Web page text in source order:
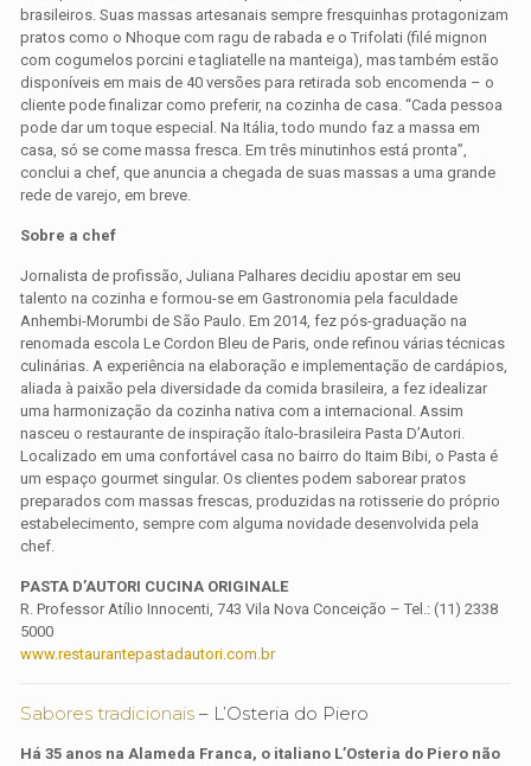
brasileiros. Suas massas artesanais sempre fresquinhas protagonizam
pratos como o Nhoque com ragu de rabada e o Trifolati (filé mignon
com cogumelos porcini e tagliatelle na manteiga), mas também estão
disponíveis em mais de 40 versões para retirada sob encomenda – o
cliente pode finalizar como preferir, na cozinha de casa. “Cada pessoa
pode dar um toque especial. Na Itália, todo mundo faz a massa em
casa, só se come massa fresca. Em três minutinhos está pronta”,
conclui a chef, que anuncia a chegada de suas massas a uma grande
rede de varejo, em breve.
Sobre a chef
Jornalista de profissão, Juliana Palhares decidiu apostar em seu
talento na cozinha e formou-se em Gastronomia pela faculdade
Anhembi-Morumbi de São Paulo. Em 2014, fez pós-graduação na
renomada escola Le Cordon Bleu de Paris, onde refinou várias técnicas
culinárias. A experiência na elaboração e implementação de cardápios,
aliada à paixão pela diversidade da comida brasileira, a fez idealizar
uma harmonização da cozinha nativa com a internacional. Assim
nasceu o restaurante de inspiração ítalo-brasileira Pasta D’Autori.
Localizado em uma confortável casa no bairro do Itaim Bibi, o Pasta é
um espaço gourmet singular. Os clientes podem saborear pratos
preparados com massas frescas, produzidas na rotisserie do próprio
estabelecimento, sempre com alguma novidade desenvolvida pela
chef.
PASTA D’AUTORI CUCINA ORIGINALE
R. Professor Atílio Innocenti, 743 Vila Nova Conceição – Tel.: (11) 2338
5000
www.restaurantepastadautori.com.br
Sabores tradicionais – L’Osteria do Piero
Há 35 anos na Alameda Franca, o italiano L’Osteria do Piero não